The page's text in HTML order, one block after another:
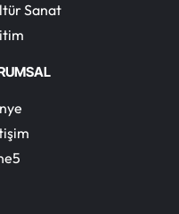
Sanat